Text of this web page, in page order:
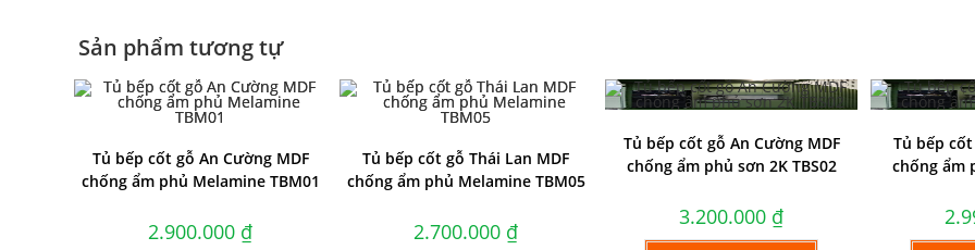
Sản phẩm tương tự
Tủ bếp cốt gỗ An Cường MDF
chống ẩm phủ Melamine TBM01
2.900.000 ₫
Tủ bếp cốt gỗ Thái Lan MDF
chống ẩm phủ Melamine TBM05
2.700.000 ₫
Tủ bếp cốt gỗ An Cường MDF
chống ẩm phủ sơn 2K TBS02
3.200.000 ₫
Tủ bếp
chống ẩm